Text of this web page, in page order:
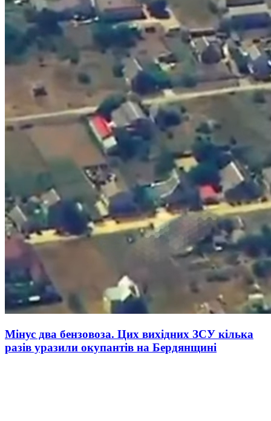
Мінус два бензовоза. Цих вихідних ЗСУ кілька
разів уразили окупантів на Бердянщині